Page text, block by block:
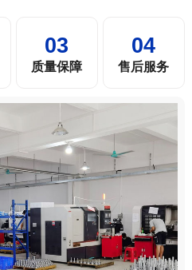
03
质量保障
04
售后服务